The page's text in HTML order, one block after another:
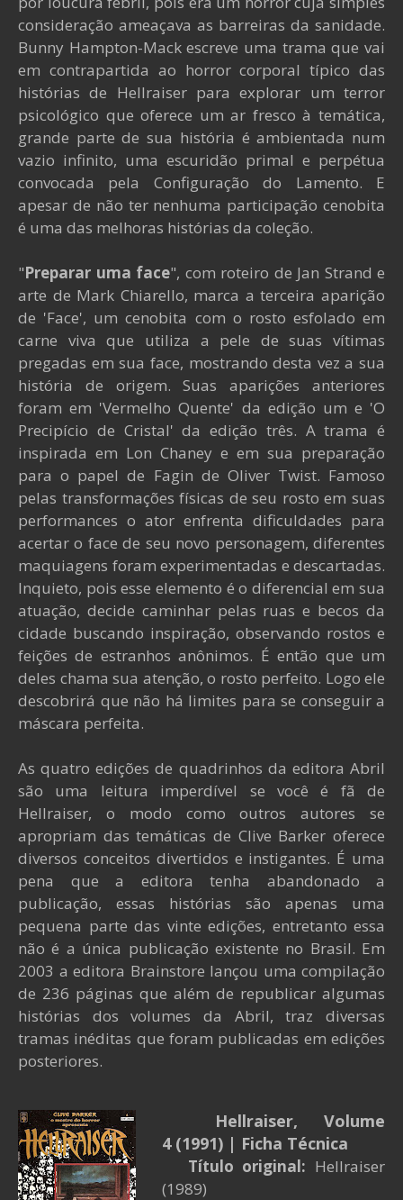
consideração ameaçava as barreiras da sanidade.
Bunny Hampton-Mack escreve uma trama que vai
em contrapartida ao horror corporal típico das
histórias de Hellraiser para explorar um terror
psicológico que oferece um ar fresco à temática,
grande parte de sua história é ambientada num
vazio infinito, uma escuridão primal e perpétua
convocada pela Configuração do Lamento. E
apesar de não ter nenhuma participação cenobita
é uma das melhoras histórias da coleção.
"Preparar uma face", com roteiro de Jan Strand e
arte de Mark Chiarello, marca a terceira aparição
de 'Face', um cenobita com o rosto esfolado em
carne viva que utiliza a pele de suas vítimas
pregadas em sua face, mostrando desta vez a sua
história de origem. Suas aparições anteriores
foram em 'Vermelho Quente' da edição um e 'O
Precipício de Cristal' da edição três. A trama é
inspirada em Lon Chaney e em sua preparação
para o papel de Fagin de Oliver Twist. Famoso
pelas transformações físicas de seu rosto em suas
performances o ator enfrenta dificuldades para
acertar o face de seu novo personagem, diferentes
maquiagens foram experimentadas e descartadas.
Inquieto, pois esse elemento é o diferencial em sua
atuação, decide caminhar pelas ruas e becos da
cidade buscando inspiração, observando rostos e
feições de estranhos anônimos. É então que um
deles chama sua atenção, o rosto perfeito. Logo ele
descobrirá que não há limites para se conseguir a
máscara perfeita.
As quatro edições de quadrinhos da editora Abril
são uma leitura imperdível se você é fã de
Hellraiser, o modo como outros autores se
apropriam das temáticas de Clive Barker oferece
diversos conceitos divertidos e instigantes. É uma
pena que a editora tenha abandonado a
publicação, essas histórias são apenas uma
pequena parte das vinte edições, entretanto essa
não é a única publicação existente no Brasil. Em
2003 a editora Brainstore lançou uma compilação
de 236 páginas que além de republicar algumas
histórias dos volumes da Abril, traz diversas
tramas inéditas que foram publicadas em edições
posteriores.
Hellraiser, Volume
4(1991) | Ficha Técnica
Título original: Hellraiser
(1989)